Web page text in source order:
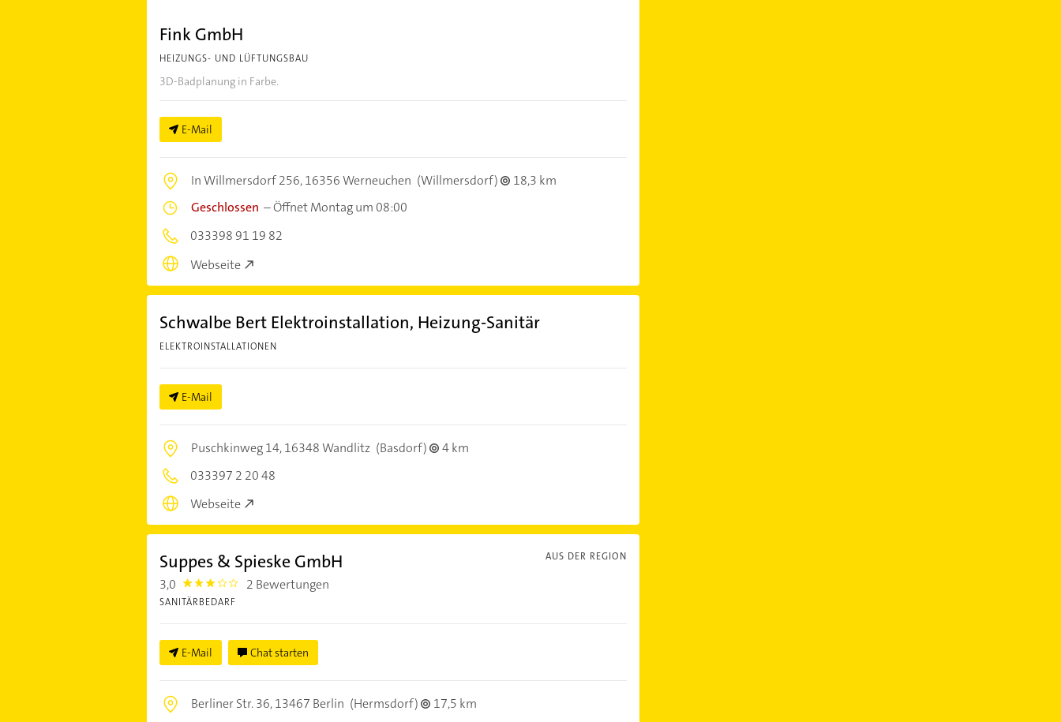
Fink GmbH
HEIZUNGS- UND LÜFTUNGSBAU
3D-Badplanung in Farbe.
E-Mail
In Willmersdorf 256,16356 Werneuchen (Willmersdorf)
18,3 km
Geschlossen –Öffnet Montag um 08:00
033398 91 19 82
Webseite
Schwalbe Bert Elektroinstallation, Heizung-Sanitär
ELEKTROINSTALLATIONEN
E-Mail
Puschkinweg 14,16348 Wandlitz (Basdorf)
4 km
033397 2 20 48
Webseite
AUS DER REGION
Suppes & Spieske GmbH
3,0 3.0 2 Bewertungen
SANITÄRBEDARF
E-Mail Chat starten
Berliner Str. 36,13467 Berlin (Hermsdorf)
17,5 km